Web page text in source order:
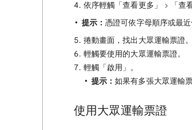
依序輕觸「查看更多」
「查
提示：憑證可依字母順序或最
捲動畫面，找出大眾運輸票證。
輕觸要使用的大眾運輸票證。
輕觸「啟用」 。
提示：如果有多張大眾運輸
使用大眾運輸票證